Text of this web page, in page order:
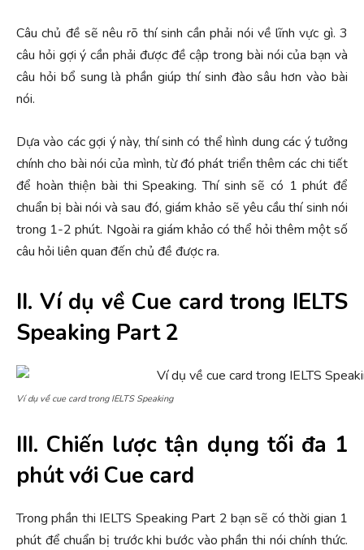
Câu chủ đề sẽ nêu rõ thí sinh cần phải nói về lĩnh vực gì. 3
câu hỏi gợi ý cần phải được đề cập trong bài nói của bạn và
câu hỏi bổ sung là phần giúp thí sinh đào sâu hơn vào bài
nói.
Dựa vào các gợi ý này, thí sinh có thể hình dung các ý tưởng
chính cho bài nói của mình, từ đó phát triển thêm các chi tiết
để hoàn thiện bài thi Speaking. Thí sinh sẽ có 1 phút để
chuẩn bị bài nói và sau đó, giám khảo sẽ yêu cầu thí sinh nói
trong 1-2 phút. Ngoài ra giám khảo có thể hỏi thêm một số
câu hỏi liên quan đến chủ đề được ra.
II. Ví dụ về Cue card trong IELTS
Speaking Part 2
Ví dụ về cue card trong IELTS Speaking
III. Chiến lược tận dụng tối đa 1
phút với Cue card
Trong phần thi IELTS Speaking Part 2 bạn sẽ có thời gian 1
phút để chuẩn bị trước khi bước vào phần thi nói chính thức.